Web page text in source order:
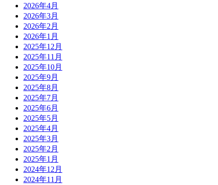
2026年4月
2026年3月
2026年2月
2026年1月
2025年12月
2025年11月
2025年10月
2025年9月
2025年8月
2025年7月
2025年6月
2025年5月
2025年4月
2025年3月
2025年2月
2025年1月
2024年12月
2024年11月